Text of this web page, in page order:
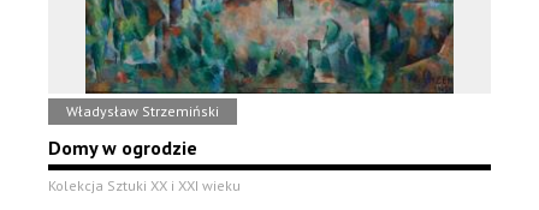
Władysław Strzemiński
Domy w ogrodzie
Kolekcja Sztuki XX i XXI wieku